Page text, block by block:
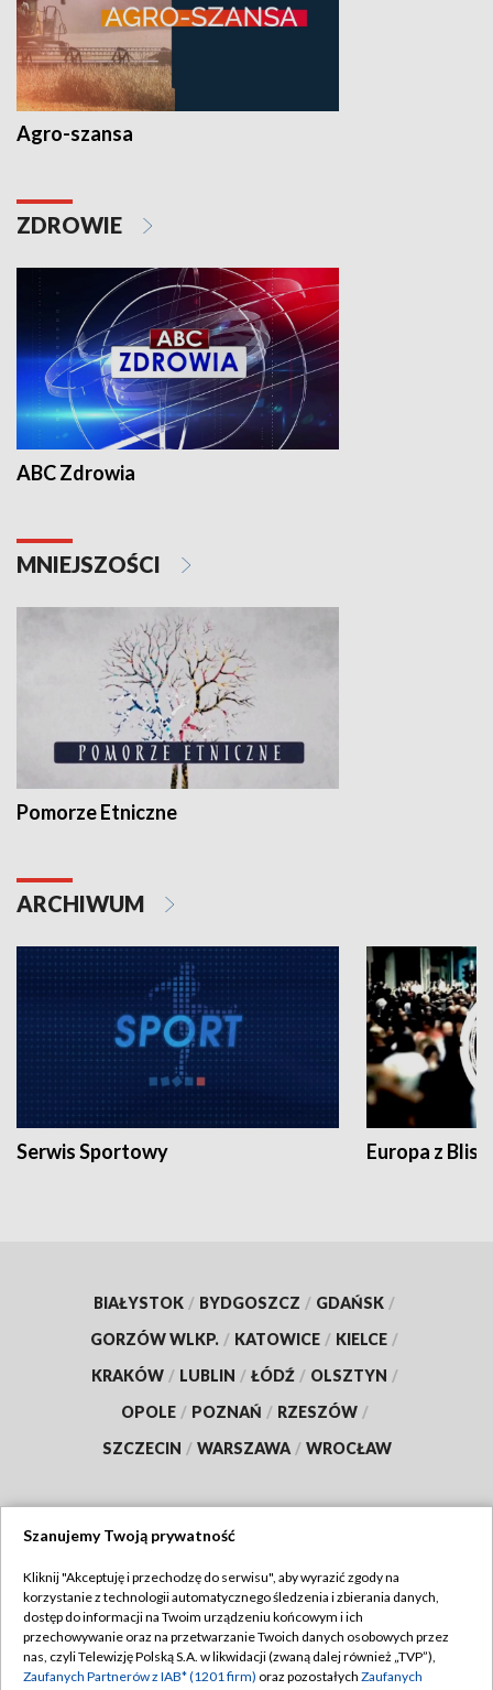
Agro-szansa
ZDROWIE
ABC Zdrowia
MNIEJSZOŚCI
Pomorze Etniczne
ARCHIWUM
Serwis Sportowy Europa z
BIAŁYSTOK / BYDGOSZCZ / GDAŃSK /
GORZÓW WLKP. / KATOWICE / KIELCE /
KRAKÓW / LUBLIN / ŁÓDŹ / OLSZTYN /
OPOLE / POZNAŃ / RZESZÓW /
SZCZECIN / WARSZAWA / WROCŁAW
TVP
Abonament TVP
Emisja w TVP
Regulamin TVP
Polityka prywatności
Szanujemy Twoją prywatność
Kliknij "Akceptuję i przechodzę do serwisu", aby wyrazić zgody na
korzystanie z technologii automatycznego śledzenia i zbierania danych,
dostęp do informacji na Twoim urządzeniu końcowym i ich
przechowywanie oraz na przetwarzanie Twoich danych osobowych przez
nas, czyli Telewizję Polską S.A. w likwidacji (zwaną dalej również „TVP”),
Zaufanych Partnerów z IAB* (1201 firm) oraz pozostałych Zaufanych